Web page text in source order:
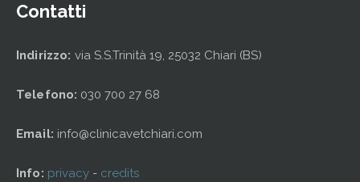
Contatti
Indirizzo: via S.S.Trinità 19, 25032 Chiari (BS)
Telefono: 030 700 27 68
Email: info@clinicavetchiari.com
Info: privacy - credits